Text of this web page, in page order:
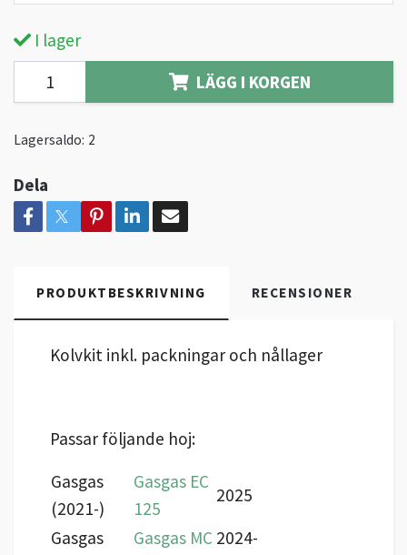
I lager
LÄGG I KORGEN
Lagersaldo: 2
Dela
PRODUKTBESKRIVNING RECENSIONER
Kolvkit inkl. packningar och nållager
Passar följande hoj:
Gasgas
(2021-)
Gasgas EC
125
2025
Gasgas
Gasgas MC 2024-